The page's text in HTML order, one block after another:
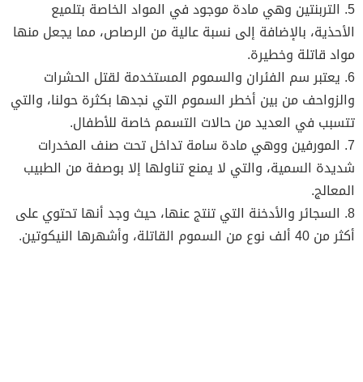
5. التربنتين وهي مادة موجود في المواد الخاصة بتلميع
الأحذية، بالإضافة إلى نسبة عالية من الرصاص، مما يجعل منها
مواد قاتلة وخطيرة.
6. يعتبر سم الفئران والسموم المستخدمة لقتل الحشرات
والزواحف من بين أخطر السموم التي نجدها بكثرة حولنا، والتي
تتسبب في العديد من حالات التسمم خاصة للأطفال.
7. المورفين ووهي مادة سامة تداخل تحت صنف المخدرات
شديدة السمية، والتي لا يمنع تناولها إلا بوصفة من الطبيب
المعالج.
8. السجائر والأدخنة التي تنتج عنها، حيث وجد أنها تحتوي على
أكثر من 40 ألف نوع من السموم القاتلة، وأشهرها النيكوتين.